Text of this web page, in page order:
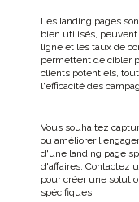
Les landing pages
bien utilisés,
ligne et les taux de
permettent de cibler
clients potentiels,
l'efficacité des
Vous souhaitez
ou améliorer
d'une landing page
d'affaires. Contactez
pour créer une
spécifiques.